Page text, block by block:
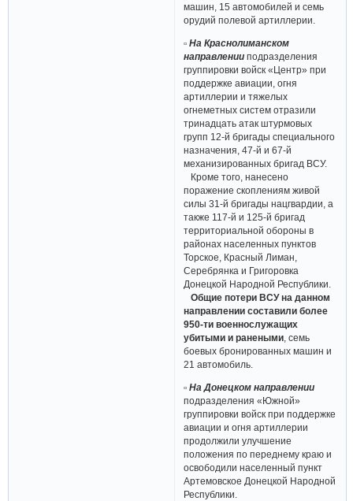
машин, 15 автомобилей и семь
орудий полевой артиллерии.
▫ На Краснолиманском
направлении подразделения
группировки войск «Центр» при
поддержке авиации, огня
артиллерии и тяжелых
огнеметных систем отразили
тринадцать атак штурмовых
групп 12-й бригады специального
назначения, 47-й и 67-й
механизированных бригад ВСУ.
Кроме того, нанесено
поражение скоплениям живой
силы 31-й бригады нацгвардии, а
также 117-й и 125-й бригад
территориальной обороны в
районах населенных пунктов
Торское, Красный Лиман,
Серебрянка и Григоровка
Донецкой Народной Республики.
Общие потери ВСУ на данном
направлении составили более
950-ти военнослужащих
убитыми и ранеными , семь
боевых бронированных машин и
21 автомобиль.
▫ На Донецком направлении
подразделения «Южной»
группировки войск при поддержке
авиации и огня артиллерии
продолжили улучшение
положения по переднему краю и
освободили населенный пункт
Артемовское Донецкой Народной
Республики.